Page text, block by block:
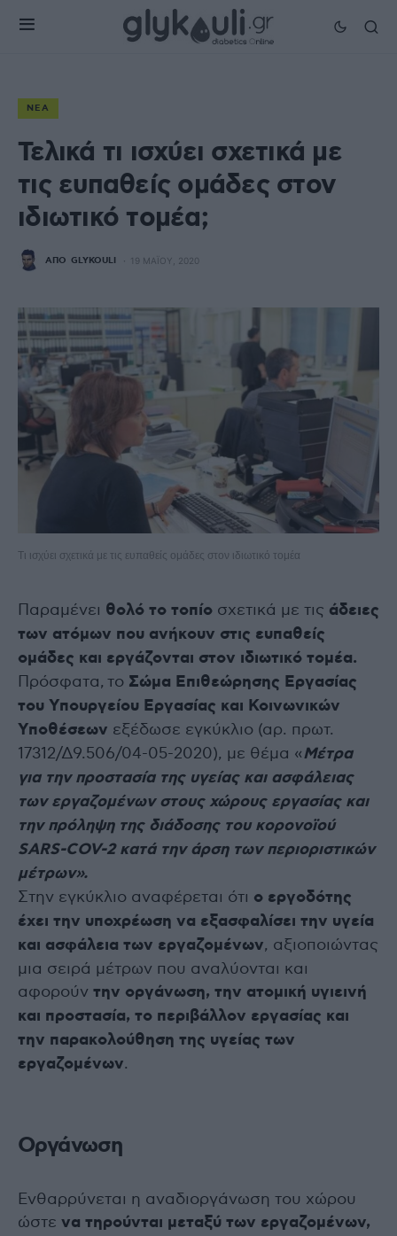
ΝΈΑ
Τελικά τι ισχύει σχετικά με
τις ευπαθείς ομάδες στον
ιδιωτικό τομέα;
ΑΠΌ GLYKOULI 19 ΜΑΪ́ΟΥ, 2020
Τι ισχύει σχετικά με τις ευπαθείς ομάδες στον ιδιωτικό τομέα
Παραμένει θολό το τοπίο σχετικά με τις άδειες
των ατόμων που ανήκουν στις ευπαθείς
ομάδες και εργάζονται στον ιδιωτικό τομέα.
Πρόσφατα, τo Σώμα Επιθεώρησης Εργασίας
του Υπουργείου Εργασίας και Κοινωνικών
Υποθέσεων εξέδωσε εγκύκλιο (αρ. πρωτ.
17312/Δ9.506/04-05-2020), με θέμα «Μέτρα
για την προστασία της υγείας και ασφάλειας
των εργαζομένων στους χώρους εργασίας και
την πρόληψη της διάδοσης του κορονοϊού
SARS-COV-2 κατά την άρση των περιοριστικών
μέτρων».
Στην εγκύκλιο αναφέρεται ότι ο εργοδότης
έχει την υποχρέωση να εξασφαλίσει την υγεία
και ασφάλεια των εργαζομένων, αξιοποιώντας
μια σειρά μέτρων που αναλύονται και
αφορούν την οργάνωση, την ατομική υγιεινή
και προστασία, το περιβάλλον εργασίας και
την παρακολούθηση της υγείας των
εργαζομένων.
Οργάνωση
Ενθαρρύνεται η αναδιοργάνωση του χώρου
ώστε να τηρούνται μεταξύ των εργαζομένων,